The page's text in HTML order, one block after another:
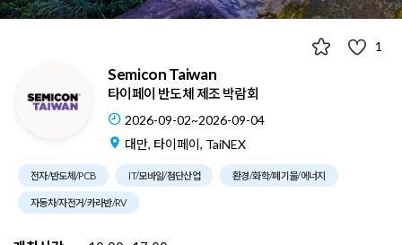
1
Semicon Taiwan
타이페이 반도체 제조 박람회
2026-09-02~2026-09-04
대만, 타이페이, TaiNEX
전자/반도체/PCB IT/모바일/첨단산업 환경/화학/폐기물/에너지
자동차/자전거/카라반/RV